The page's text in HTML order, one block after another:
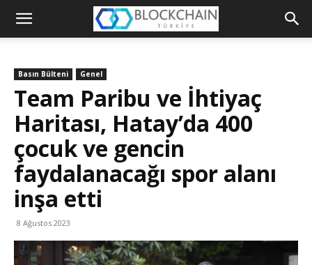
Blockchain
Basın Bülteni Genel
Team Paribu ve İhtiyaç
Haritası, Hatay’da 400
çocuk ve gencin
faydalanacağı spor alanı
inşa etti
8 Ağustos 2023